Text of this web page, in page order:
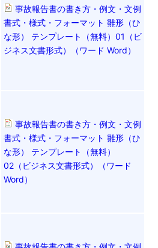
事故報告書の書き方・例文・文例
書式・様式・フォーマット 雛形（ひ
な形） テンプレート（無料）01（ビ
ジネス文書形式）（ワード Word）
事故報告書の書き方・例文・文例
書式・様式・フォーマット 雛形（ひ
な形） テンプレート（無料）
02（ビジネス文書形式）（ワード
Word）